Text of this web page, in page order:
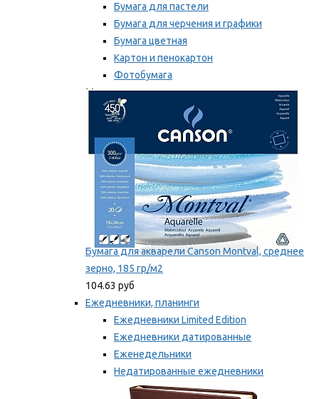
Бумага для пастели
Бумага для черчения и графики
Бумага цветная
Картон и пенокартон
Фотобумага
Мы рекомендуем
Бумага для акварели Canson Montval, среднее
зерно, 185 гр/м2
104.63 руб
Ежедневники, планинги
Ежедневники Limited Edition
Ежедневники датированные
Еженедельники
Недатированные ежедневники
Планинги